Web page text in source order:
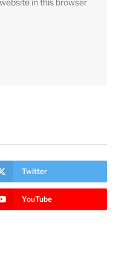
Twitter
YouTube